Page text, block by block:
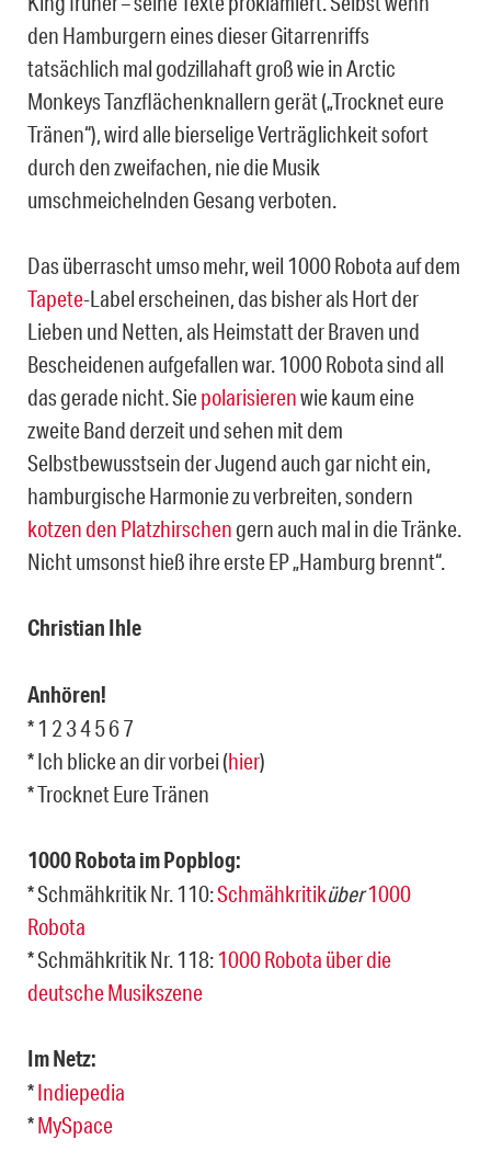
den Hamburgern eines dieser Gitarrenriffs
tatsächlich mal godzillahaft groß wie in Arctic
Monkeys Tanzflächenknallern gerät („Trocknet eure
Tränen“), wird alle bierselige Verträglichkeit sofort
durch den zweifachen, nie die Musik
umschmeichelnden Gesang verboten.
Das überrascht umso mehr, weil 1000 Robota auf dem
Tapete-Label erscheinen, das bisher als Hort der
Lieben und Netten, als Heimstatt der Braven und
Bescheidenen aufgefallen war. 1000 Robota sind all
das gerade nicht. Siepolarisierenwie kaum eine
zweite Band derzeit und sehen mit dem
Selbstbewusstsein der Jugend auch gar nicht ein,
hamburgische Harmonie zu verbreiten, sondern
kotzen den Platzhirschengern auch mal in die Tränke.
Nicht umsonst hieß ihre erste EP „Hamburg brennt“.
Christian Ihle
Anhören!
* 1 2 3 4 5 6 7
* Ich blicke an dir vorbei (hier)
* Trocknet Eure Tränen
1000 Robota im Popblog:
* Schmähkritik Nr. 110:Schmähkritiküber1000
Robota
* Schmähkritik Nr. 118:1000 Robota über die
deutsche Musikszene
Im Netz:
*Indiepedia
*MySpace